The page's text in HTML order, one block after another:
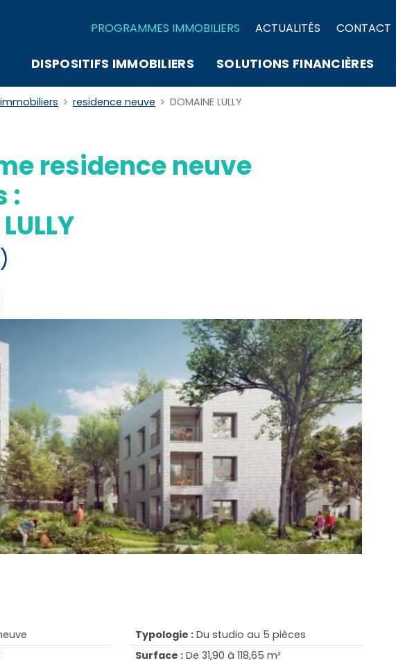
PROGRAMMES IMMOBILIERS ACTUALITÉS CONTACT
DISPOSITIFS IMMOBILIERS SOLUTIONS FINANCIÈRES
residence neuve DOMAINE LULLY
residence neuve
:
Typologie : Du studio au 5 pièces
Surface : De 31,90 à 118,65 m²